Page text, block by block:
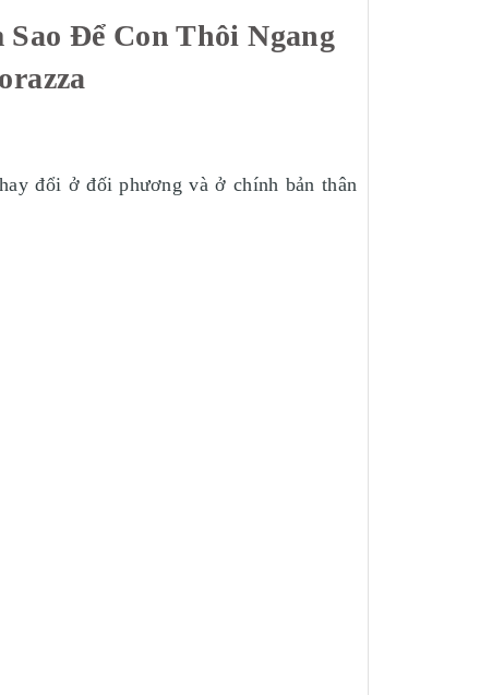
Để Con Thôi Ngang
đổi ở đối phương và ở chính bản thân